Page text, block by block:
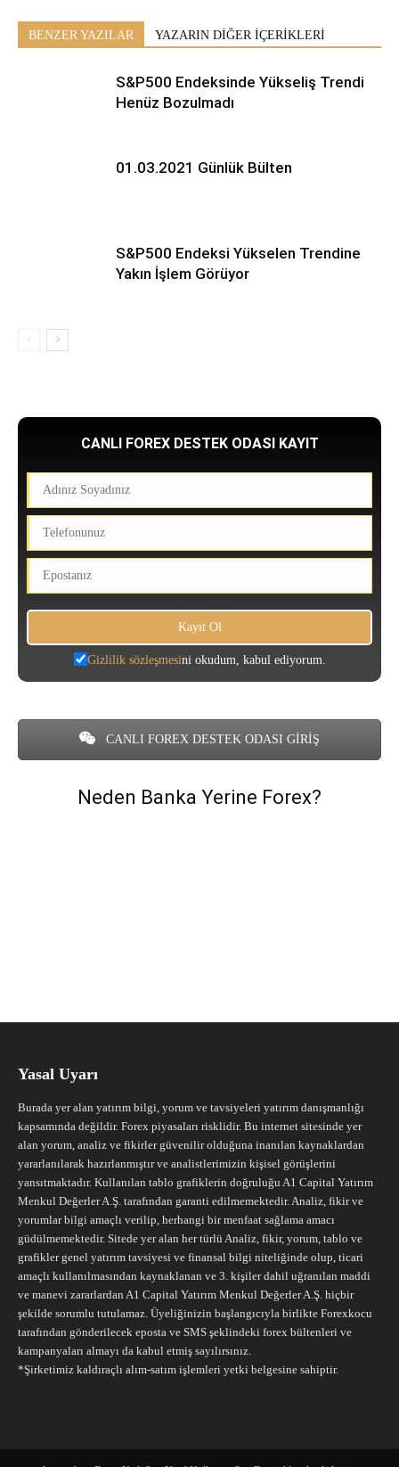
BENZER YAZILAR YAZARIN DİĞER İÇERİKLERİ
S&P500 Endeksinde Yükseliş Trendi
Henüz Bozulmadı
01.03.2021 Günlük Bülten
S&P500 Endeksi Yükselen Trendine
Yakın İşlem Görüyor
CANLI FOREX DESTEK ODASI KAYIT
Gizlilik sözleşmesini okudum, kabul ediyorum.
CANLI FOREX DESTEK ODASI GİRİŞ
Neden Banka Yerine Forex?
Yasal Uyarı
Burada yer alan yatırım bilgi, yorum ve tavsiyeleri yatırım danışmanlığı
kapsamında değildir. Forex piyasaları risklidir. Bu internet sitesinde yer
alan yorum, analiz ve fikirler güvenilir olduğuna inanılan kaynaklardan
yararlanılarak hazırlanmıştır ve analistlerimizin kişisel görüşlerini
yansıtmaktadır. Kullanılan tablo grafiklerin doğruluğu A1 Capital Yatırım
Menkul Değerler A.Ş. tarafından garanti edilmemektedir. Analiz, fikir ve
yorumlar bilgi amaçlı verilip, herhangi bir menfaat sağlama amacı
güdülmemektedir. Sitede yer alan her türlü Analiz, fikir, yorum, tablo ve
grafikler genel yatırım tavsiyesi ve finansal bilgi niteliğinde olup, ticari
amaçlı kullanılmasından kaynaklanan ve 3. kişiler dahil uğranılan maddi
ve manevi zararlardan A1 Capital Yatırım Menkul Değerler A.Ş. hiçbir
şekilde sorumlu tutulamaz. Üyeliğinizin başlangıcıyla birlikte Forexkocu
tarafından gönderilecek eposta ve SMS şeklindeki forex bültenleri ve
kampanyaları almayı da kabul etmiş sayılırsınız.
*Şirketimiz kaldıraçlı alım-satım işlemleri yetki belgesine sahiptir.